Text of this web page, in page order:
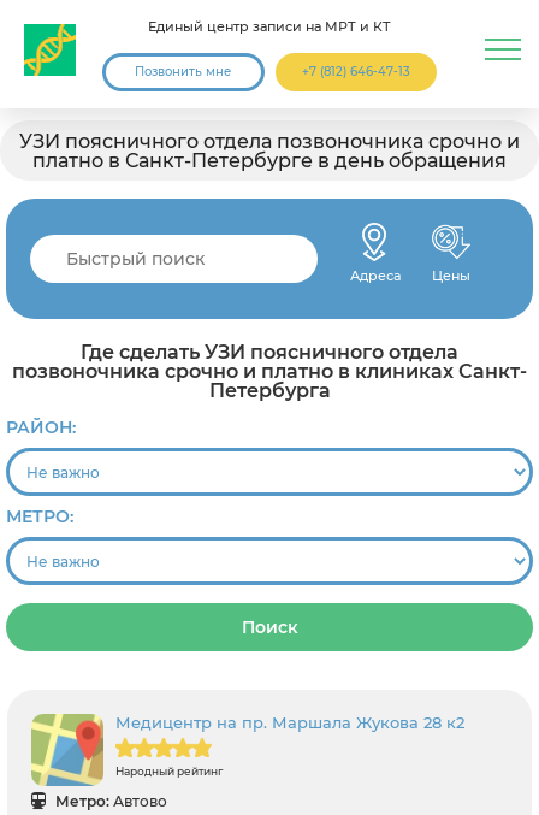
Единый центр записи на МРТ и КТ
Позвонить мне +7 (812) 646-47-13
УЗИ поясничного отдела позвоночника срочно и
платно в Санкт-Петербурге в день обращения
Адреса Цены
Где сделать УЗИ поясничного отдела
позвоночника срочно и платно в клиниках Санкт-
Петербурга
РАЙОН:
МЕТРО:
Поиск
Медицентр на пр. Маршала Жукова 28 к2
Народный рейтинг
Метро: Автово